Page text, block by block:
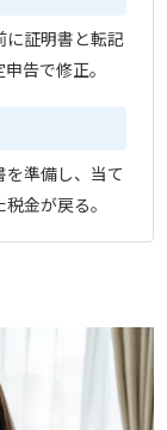
に証明書と転記
告で修正。
を準備し、当て
金が戻る。